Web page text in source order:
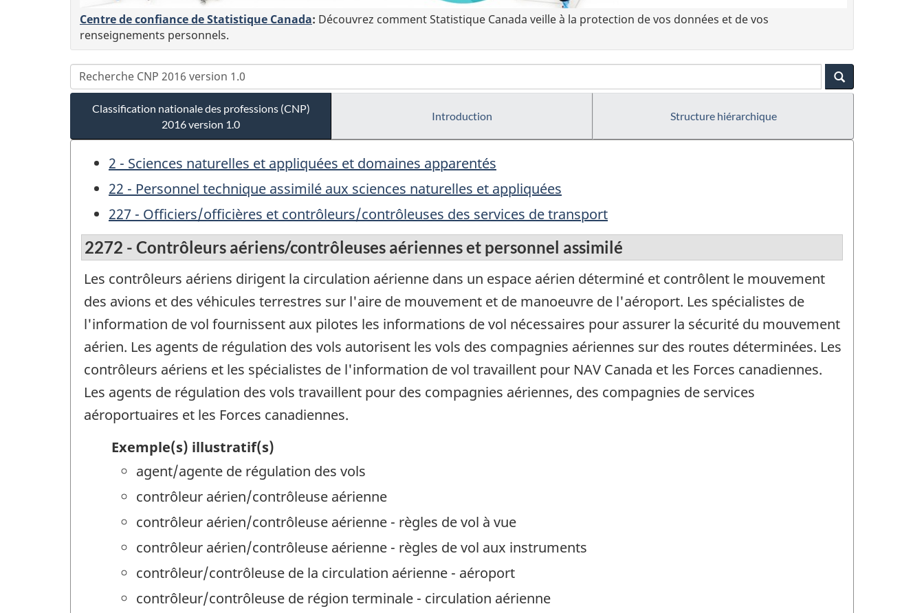
Centre de confiance de Statistique Canada: Découvrez comment Statistique Canada veille à la protection de vos données et de vos
renseignements personnels.
Classification nationale des professions (CNP)
2016 version 1.0
Introduction Structure hiérarchique
2 - Sciences naturelles et appliquées et domaines apparentés
22 - Personnel technique assimilé aux sciences naturelles et appliquées
227 - Officiers/officières et contrôleurs/contrôleuses des services de transport
2272 - Contrôleurs aériens/contrôleuses aériennes et personnel assimilé
Les contrôleurs aériens dirigent la circulation aérienne dans un espace aérien déterminé et contrôlent le mouvement
des avions et des véhicules terrestres sur l'aire de mouvement et de manoeuvre de l'aéroport. Les spécialistes de
l'information de vol fournissent aux pilotes les informations de vol nécessaires pour assurer la sécurité du mouvement
aérien. Les agents de régulation des vols autorisent les vols des compagnies aériennes sur des routes déterminées. Les
contrôleurs aériens et les spécialistes de l'information de vol travaillent pour NAV Canada et les Forces canadiennes.
Les agents de régulation des vols travaillent pour des compagnies aériennes, des compagnies de services
aéroportuaires et les Forces canadiennes.
Exemple(s) illustratif(s)
agent/agente de régulation des vols
contrôleur aérien/contrôleuse aérienne
contrôleur aérien/contrôleuse aérienne - règles de vol à vue
contrôleur aérien/contrôleuse aérienne - règles de vol aux instruments
contrôleur/contrôleuse de la circulation aérienne - aéroport
contrôleur/contrôleuse de région terminale - circulation aérienne